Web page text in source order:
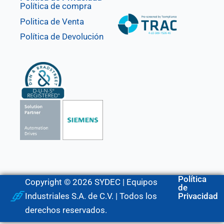
Política de compra
Politica de Venta
Política de Devolución
Copyright © 2026 SYDEC | Equipos
Industriales S.A. de C.V. | Todos los
derechos reservados.
Política
de
Privacidad